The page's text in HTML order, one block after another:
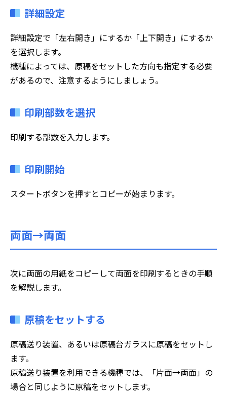
詳細設定
詳細設定で「左右開き」にするか「上下開き」にするか
を選択します。
機種によっては、原稿をセットした方向も指定する必要
があるので、注意するようにしましょう。
印刷部数を選択
印刷する部数を入力します。
印刷開始
スタートボタンを押すとコピーが始まります。
両面→両面
次に両面の用紙をコピーして両面を印刷するときの手順
を解説します。
原稿をセットする
原稿送り装置、あるいは原稿台ガラスに原稿をセットし
ます。
原稿送り装置を利用できる機種では、「片面→両面」の
場合と同じように原稿をセットします。